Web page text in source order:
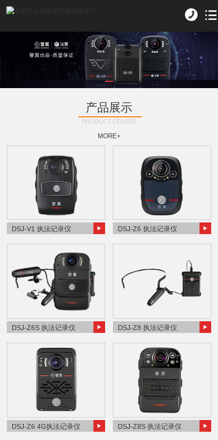
产品展示
PRODUCT CENTER
MORE+
DSJ-V1 执法记录仪 DSJ-Z6 执法记录仪
DSJ-Z6S 执法记录仪 DSJ-Z8 执法记录仪
DSJ-Z6 4G执法记录仪 DSJ-Z8S 执法记录仪